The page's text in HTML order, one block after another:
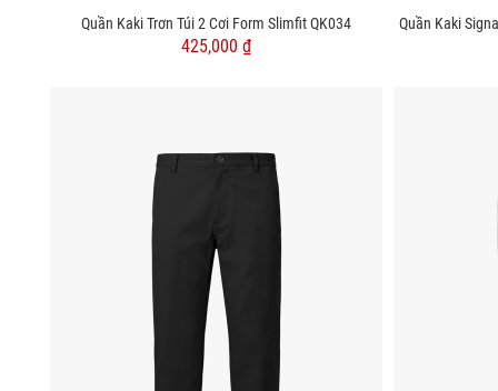
Quần Kaki Trơn Túi 2 Cơi Form Slimfit QK034
425,000 ₫
Quần Kaki